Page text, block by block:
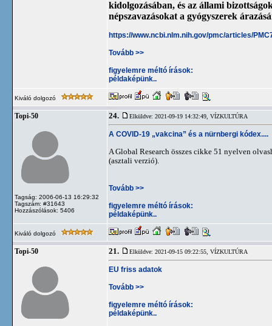
kidolgozásában, és az állami
népszavazásokat a gyógyszerek
https://www.ncbi.nlm.nih.gov/pmc/articles/
Tovább >>
figyelemre méltó írások:
példaképünk..
Kiváló dolgozó
Topi-50
Tagság: 2006-06-13 16:29:32
Tagszám: #31643
Hozzászólások: 5406
24. Elküldve: 2021-09-19 14:32:49, VÍZKULTÚRA
A COVID-19 „vakcina” és a nürnbergi kódex....
A Global Research összes cikke 51 nyelven
(asztali verzió).
Tovább >>
figyelemre méltó írások:
példaképünk..
Kiváló dolgozó
Topi-50 21. Elküldve: 2021-09-15 09:22:55, VÍZKULTÚRA
EU friss adatok
Tovább >>
figyelemre méltó írások:
példaképünk..